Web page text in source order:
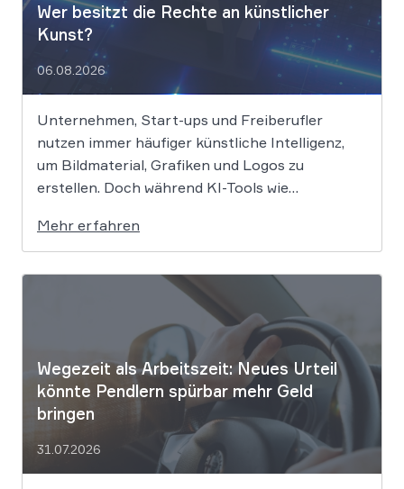
Wer besitzt die Rechte an künstlicher
Kunst?
06.08.2026
Unternehmen, Start-ups und Freiberufler
nutzen immer häufiger künstliche Intelligenz,
um Bildmaterial, Grafiken und Logos zu
erstellen. Doch während KI-Tools wie
Sekundenschnelle beeindruckende Ergebnisse
liefern, wirft der Einsatz von Algorithmen in der
Kreativbranche komplexe juristische Fragen
auf. Das Urheberrecht, das Markenrecht und
das Patentrecht […]
Mehr erfahren
Wegezeit als Arbeitszeit: Neues Urteil
könnte Pendlern spürbar mehr Geld
bringen
31.07.2026